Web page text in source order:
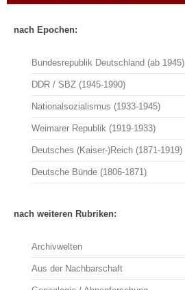
nach Epochen:
Bundesrepublik Deutschland (ab 1945)
DDR / SBZ (1945-1990)
Nationalsozialismus (1933-1945)
Weimarer Republik (1919-1933)
Deutsches (Kaiser-)Reich (1871-1919)
Deutsche Bünde (1806-1871)
nach weiteren Rubriken:
Archivwelten
Aus der Nachbarschaft